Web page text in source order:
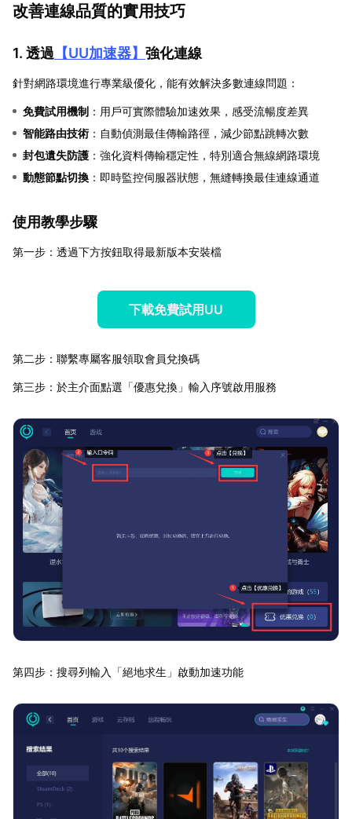
改善連線品質的實用技巧
1. 透過 【UU加速器】 強化連線
針對網路環境進行專業級優化，能有效解決多數連線問題：
免費試用機制 ：用戶可實際體驗加速效果，感受流暢度差異
智能路由技術 ：自動偵測最佳傳輸路徑，減少節點跳轉次數
封包遺失防護 ：強化資料傳輸穩定性，特別適合無線網路環境
動態節點切換 ：即時監控伺服器狀態，無縫轉換最佳連線通道
使用教學步驟
第一步：透過下方按鈕取得最新版本安裝檔
下載免費試用UU
第二步：聯繫專屬客服領取會員兌換碼
第三步：於主介面點選「優惠兌換」輸入序號啟用服務
第四步：搜尋列輸入「絕地求生」啟動加速功能